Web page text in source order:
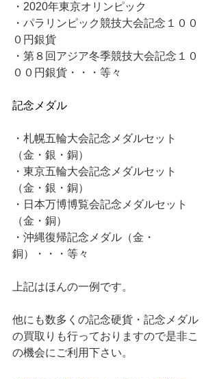
・2020年東京オリンピック
・パラリンピック競技大会記念１００
０円銀貨
・第８回アジア冬季競技大会記念１０
００円銀貨・・・等々
記念メダル
・札幌五輪大会記念メダルセット
（金・銀・銅）
・東京五輪大会記念メダルセット
（金・銀・銅）
・日本万博博覧会記念メダルセット
（金・銅）
・沖縄復帰記念メダル（金・
銅）・・・等々
上記はほんの一例です。
他にも数多くの記念硬貨・記念メダル
の買取りも行っておりますので是非こ
の機会にご利用下さい。